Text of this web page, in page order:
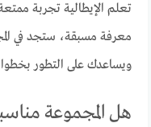
تعلم الإيطالية تجربة
معرفة مسبقة، ستجد في
ويساعدك على التطور
هل المجموعة